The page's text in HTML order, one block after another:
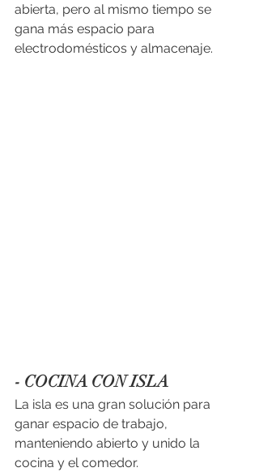
abierta, pero al mismo tiempo se
gana más espacio para
electrodomésticos y almacenaje.
- COCINA CON ISLA
La isla es una gran solución para
ganar espacio de trabajo,
manteniendo abierto y unido la
cocina y el comedor.